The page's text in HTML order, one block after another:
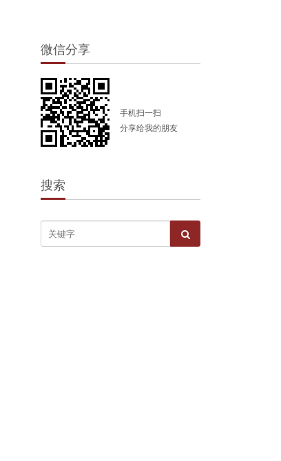
微信分享
手机扫一扫
分享给我的朋友
搜索